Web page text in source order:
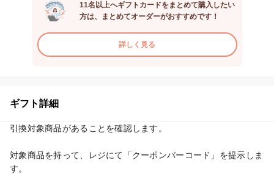
11名以上へギフトカードをまとめて購入したい
方は、まとめてオーダーがおすすめです！
詳しく見る
ギフト詳細
引換対象商品があることを確認します。
対象商品を持って、レジにて「クーポンバーコード」を提示しま
す。